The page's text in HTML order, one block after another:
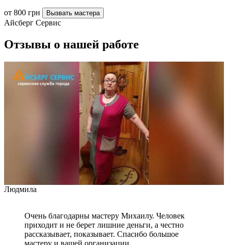
от 800 грн Вызвать мастера
Айсберг Сервис
Отзывы о нашей работе
Людмила
Очень благодарны мастеру Михаилу. Человек
приходит и не берет лишние деньги, а честно
рассказывает, показывает. Спасибо большое